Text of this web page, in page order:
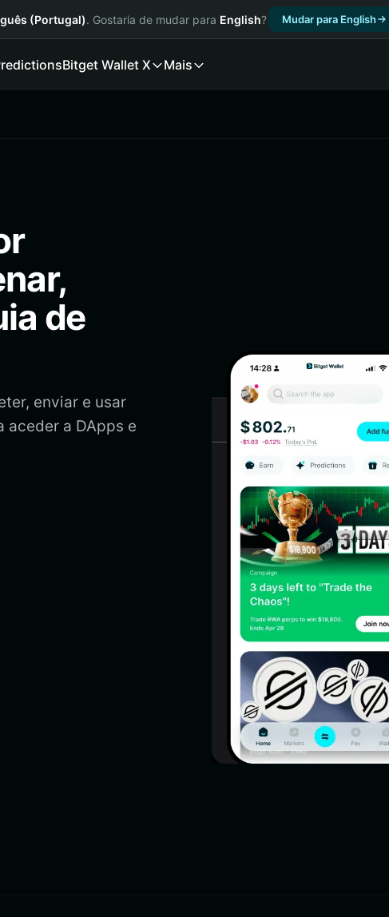
(Portugal). Gostaria de mudar para English? Mudar para English
Bitget Wallet X Mais
de
enviar e usar
aceder a DApps e